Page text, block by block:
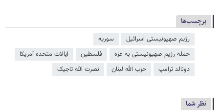
برچسب‌ها
رژیم صهیونیستی اسرائیل
سوریه
حمله رژیم صهیونیستی به غزه
فلسطین
ایالات متحده آمریکا
دونالد ترامپ
حزب الله لبنان نصرت الله تاجیک
نظر شما